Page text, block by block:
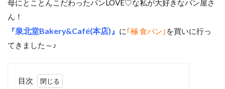
母にとことんこだわったパンLOVE♡な私が大好きなパン屋さ
ん！
『泉北堂Bakery&Café(本店)』 に ｢極 食パン｣ を買いに行っ
てきました～♪
目次